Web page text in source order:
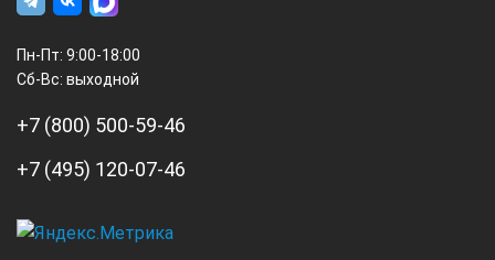
Пн-Пт: 9:00-18:00
Сб-Вс: выходной
+7 (800) 500-59-46
+7 (495) 120-07-46